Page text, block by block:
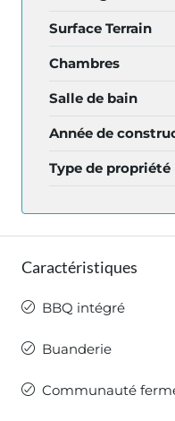
Surface Terrain
Chambres
Salle de bain
Année de
Type de propriété
Caractéristiques
BBQ intégré
Buanderie
Communauté